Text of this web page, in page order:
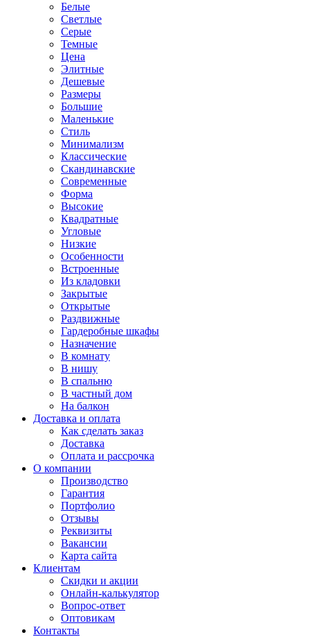
Белые
Светлые
Серые
Темные
Цена
Элитные
Дешевые
Размеры
Большие
Маленькие
Стиль
Минимализм
Классические
Скандинавские
Современные
Форма
Высокие
Квадратные
Угловые
Низкие
Особенности
Встроенные
Из кладовки
Закрытые
Открытые
Раздвижные
Гардеробные шкафы
Назначение
В комнату
В нишу
В спальню
В частный дом
На балкон
Доставка и оплата
Как сделать заказ
Доставка
Оплата и рассрочка
О компании
Производство
Гарантия
Портфолио
Отзывы
Реквизиты
Вакансии
Карта сайта
Клиентам
Скидки и акции
Онлайн-калькулятор
Вопрос-ответ
Оптовикам
Контакты